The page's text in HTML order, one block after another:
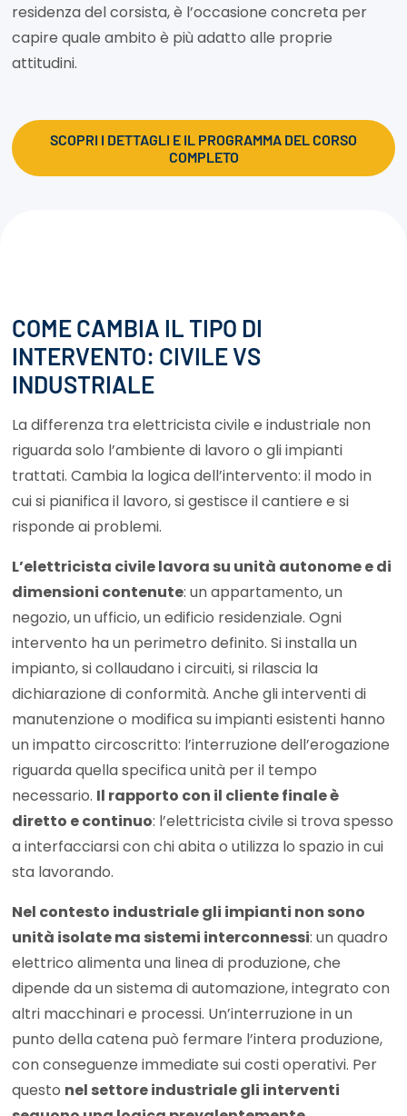
residenza del corsista, è l’occasione concreta per
capire quale ambito è più adatto alle proprie
attitudini.
SCOPRI I DETTAGLI E IL PROGRAMMA DEL CORSO
COMPLETO
COME CAMBIA IL TIPO DI
INTERVENTO: CIVILE VS
INDUSTRIALE
La differenza tra elettricista civile e industriale non
riguarda solo l’ambiente di lavoro o gli impianti
trattati. Cambia la logica dell’intervento: il modo in
cui si pianifica il lavoro, si gestisce il cantiere e si
risponde ai problemi.
L’elettricista civile lavora su unità autonome e di
dimensioni contenute: un appartamento, un
negozio, un ufficio, un edificio residenziale. Ogni
intervento ha un perimetro definito. Si installa un
impianto, si collaudano i circuiti, si rilascia la
dichiarazione di conformità. Anche gli interventi di
manutenzione o modifica su impianti esistenti hanno
un impatto circoscritto: l’interruzione dell’erogazione
riguarda quella specifica unità per il tempo
necessario. Il rapporto con il cliente finale è
diretto e continuo: l’elettricista civile si trova spesso
a interfacciarsi con chi abita o utilizza lo spazio in cui
sta lavorando.
Nel contesto industriale gli impianti non sono
unità isolate ma sistemi interconnessi: un quadro
elettrico alimenta una linea di produzione, che
dipende da un sistema di automazione, integrato con
altri macchinari e processi. Un’interruzione in un
punto della catena può fermare l’intera produzione,
con conseguenze immediate sui costi operativi. Per
questo nel settore industriale gli interventi